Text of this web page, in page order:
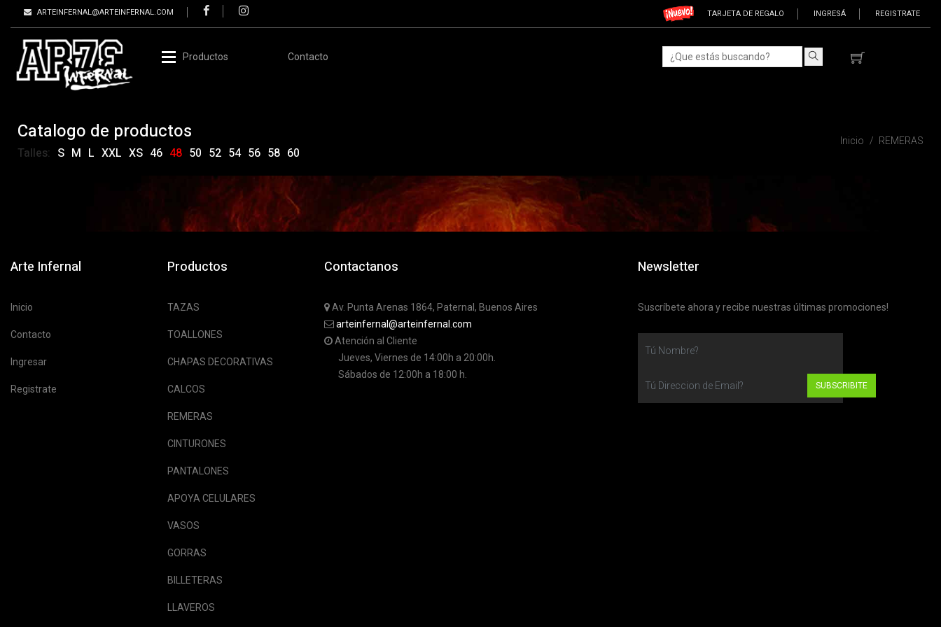
ARTEINFERNAL@ARTEINFERNAL.COM TARJETA DE REGALO INGRESÁ REGISTRATE
Productos Contacto
Catalogo de productos
Talles: S M L XXL XS 46 48 50 52 54 56 58 60
Inicio REMERAS
Arte Infernal
Inicio
Contacto
Ingresar
Registrate
Productos
TAZAS
TOALLONES
CHAPAS DECORATIVAS
CALCOS
REMERAS
CINTURONES
PANTALONES
APOYA CELULARES
VASOS
GORRAS
BILLETERAS
LLAVEROS
Contactanos
Av. Punta Arenas 1864, Paternal, Buenos Aires
arteinfernal@arteinfernal.com
Atención al Cliente
Jueves, Viernes de 14:00h a 20:00h.
Sábados de 12:00h a 18:00 h.
Newsletter
Suscríbete ahora y recibe nuestras últimas promociones!
SUBSCRIBITE